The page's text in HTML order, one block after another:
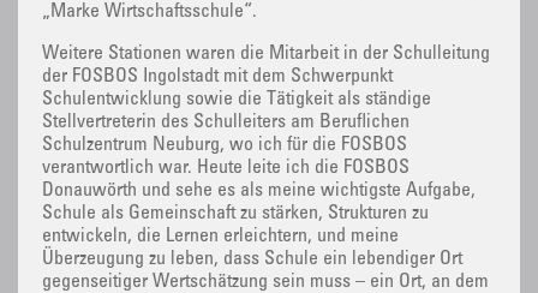
„Marke Wirtschaftsschule“.
Weitere Stationen waren die Mitarbeit in der Schulleitung
der FOSBOS Ingolstadt mit dem Schwerpunkt
Schulentwicklung sowie die Tätigkeit als ständige
Stellvertreterin des Schulleiters am Beruflichen
Schulzentrum Neuburg, wo ich für die FOSBOS
verantwortlich war. Heute leite ich die FOSBOS
Donauwörth und sehe es als meine wichtigste Aufgabe,
Schule als Gemeinschaft zu stärken, Strukturen zu
entwickeln, die Lernen erleichtern, und meine
Überzeugung zu leben, dass Schule ein lebendiger Ort
gegenseitiger Wertschätzung sein muss – ein Ort, an dem